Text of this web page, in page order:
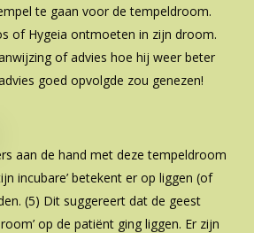
te gaan voor de tempeldroom.
of Hygeia ontmoeten in zijn droom.
of advies hoe hij weer beter
goed opvolgde zou genezen!
aan de hand met deze tempeldroom
incubare’ betekent er op liggen (of
(5) Dit suggereert dat de geest
op de patiënt ging liggen. Er zijn